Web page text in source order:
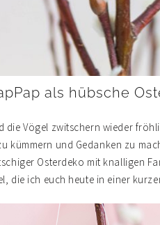
als hübsche
die Vögel zwitschern wieder
kümmern und Gedanken zu
Osterdeko mit knalligen
die ich euch heute in einer